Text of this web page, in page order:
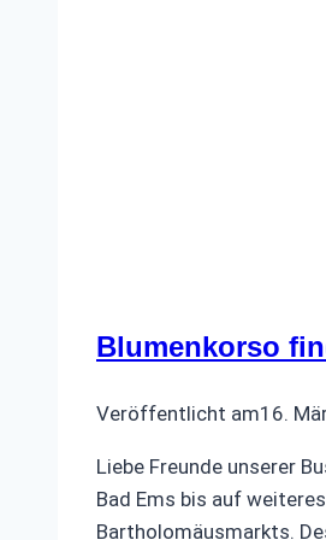
Blumenkorso
Veröffentlicht am16.
Liebe Freunde unserer
Bad Ems bis auf
Bartholomäusmarkts.